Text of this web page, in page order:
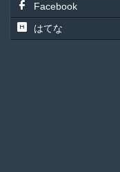
Facebook
はてな